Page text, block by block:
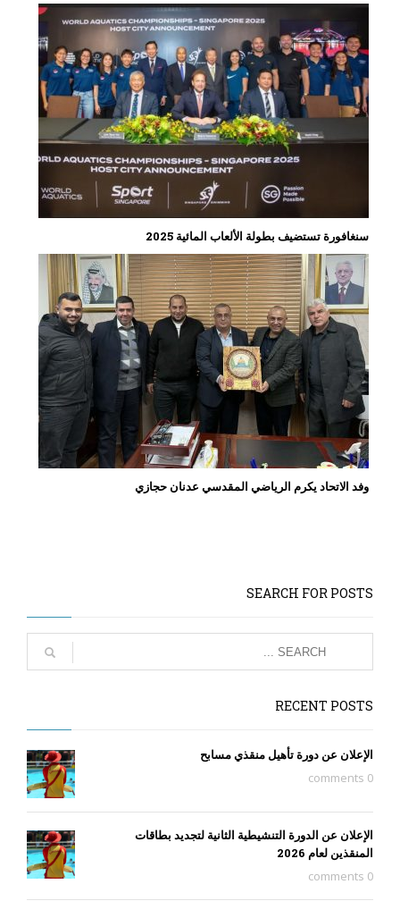
سنغافورة تستضيف بطولة الألعاب المائية 2025
وفد الاتحاد يكرم الرياضي المقدسي عدنان حجازي
SEARCH FOR POSTS
RECENT POSTS
الإعلان عن دورة تأهيل منقذي مسابح
0 comments
الإعلان عن الدورة التنشيطية الثانية لتجديد بطاقات
المنقذين لعام 2026
0 comments